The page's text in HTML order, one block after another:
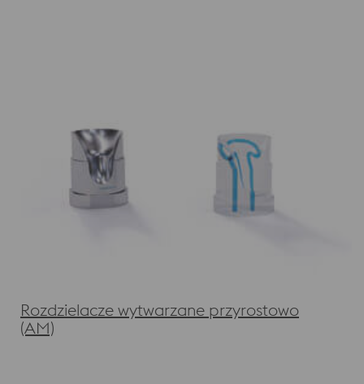
Rozdzielacze wytwarzane przyrostowo
(AM)